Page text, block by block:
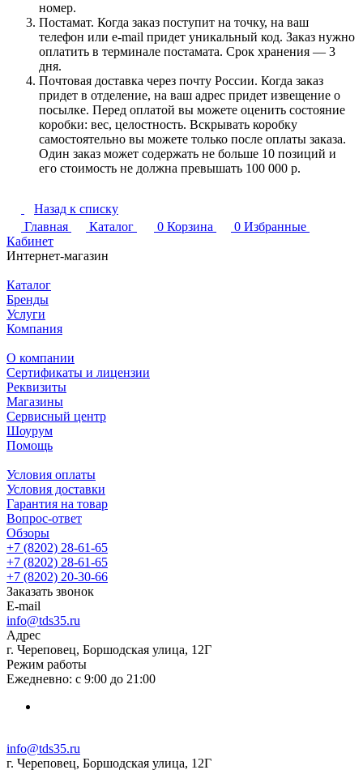
номер.
Постамат. Когда заказ поступит на точку, на ваш
телефон или e-mail придет уникальный код. Заказ нужно
оплатить в терминале постамата. Срок хранения — 3
дня.
Почтовая доставка через почту России. Когда заказ
придет в отделение, на ваш адрес придет извещение о
посылке. Перед оплатой вы можете оценить состояние
коробки: вес, целостность. Вскрывать коробку
самостоятельно вы можете только после оплаты заказа.
Один заказ может содержать не больше 10 позиций и
его стоимость не должна превышать 100 000 р.
Назад к списку
Главная
Каталог 0 Корзина 0 Избранные
Кабинет
Интернет-магазин
Каталог
Бренды
Услуги
Компания
О компании
Сертификаты и лицензии
Реквизиты
Магазины
Сервисный центр
Шоурум
Помощь
Условия оплаты
Условия доставки
Гарантия на товар
Вопрос-ответ
Обзоры
+7 (8202) 28‑61-65
+7 (8202) 28‑61-65
+7 (8202) 20‑30-66
Заказать звонок
E-mail
info@tds35.ru
Адрес
г. Череповец, Боршодская улица, 12Г
Режим работы
Ежедневно: с 9:00 до 21:00
info@tds35.ru
г. Череповец, Боршодская улица, 12Г